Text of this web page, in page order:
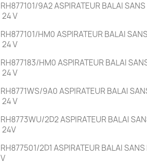
RH877101/9A2ASPIRATEUR BALAI
24 V
RH877101/HM0ASPIRATEUR BALAI
24 V
RH877183/HM0ASPIRATEUR BALAI
24 V
RH8771WS/9A0ASPIRATEUR BALAI
24 V
RH8773WU/2D2ASPIRATEUR BALAI
24V
RH877501/2D1ASPIRATEUR BALAI SANS
V